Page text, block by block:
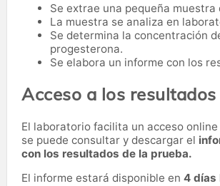
Se extrae una pequeña muestra
La muestra se analiza en
Se determina la concentración
progesterona.
Se elabora un informe con los
Acceso a los resultados
El laboratorio facilita un acceso
se puede consultar y descargar el
con los resultados de la prueba.
El informe estará disponible en 4 días